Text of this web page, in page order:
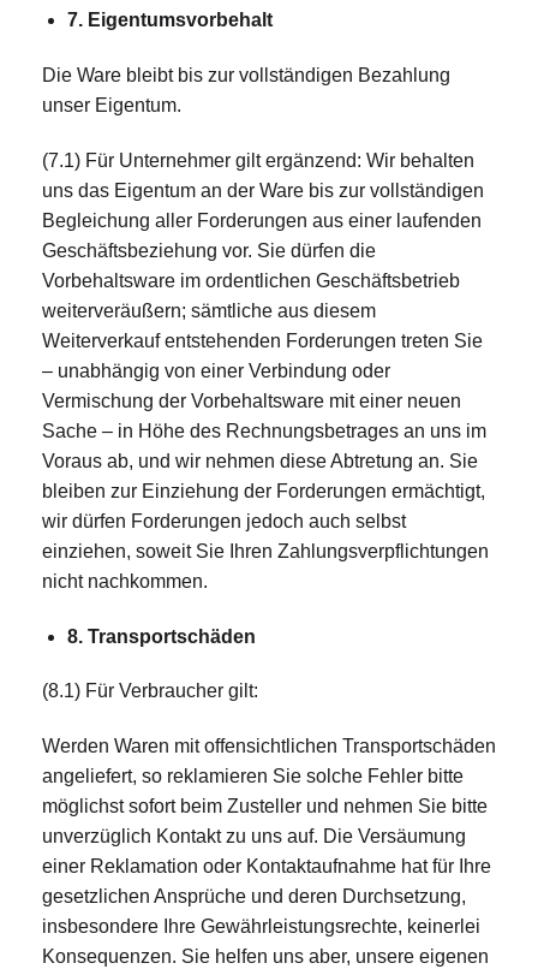
7. Eigentumsvorbehalt
Die Ware bleibt bis zur vollständigen Bezahlung
unser Eigentum.
(7.1) Für Unternehmer gilt ergänzend: Wir behalten
uns das Eigentum an der Ware bis zur vollständigen
Begleichung aller Forderungen aus einer laufenden
Geschäftsbeziehung vor. Sie dürfen die
Vorbehaltsware im ordentlichen Geschäftsbetrieb
weiterveräußern; sämtliche aus diesem
Weiterverkauf entstehenden Forderungen treten Sie
– unabhängig von einer Verbindung oder
Vermischung der Vorbehaltsware mit einer neuen
Sache – in Höhe des Rechnungsbetrages an uns im
Voraus ab, und wir nehmen diese Abtretung an. Sie
bleiben zur Einziehung der Forderungen ermächtigt,
wir dürfen Forderungen jedoch auch selbst
einziehen, soweit Sie Ihren Zahlungsverpflichtungen
nicht nachkommen.
8. Transportschäden
(8.1) Für Verbraucher gilt:
Werden Waren mit offensichtlichen Transportschäden
angeliefert, so reklamieren Sie solche Fehler bitte
möglichst sofort beim Zusteller und nehmen Sie bitte
unverzüglich Kontakt zu uns auf. Die Versäumung
einer Reklamation oder Kontaktaufnahme hat für Ihre
gesetzlichen Ansprüche und deren Durchsetzung,
insbesondere Ihre Gewährleistungsrechte, keinerlei
Konsequenzen. Sie helfen uns aber, unsere eigenen